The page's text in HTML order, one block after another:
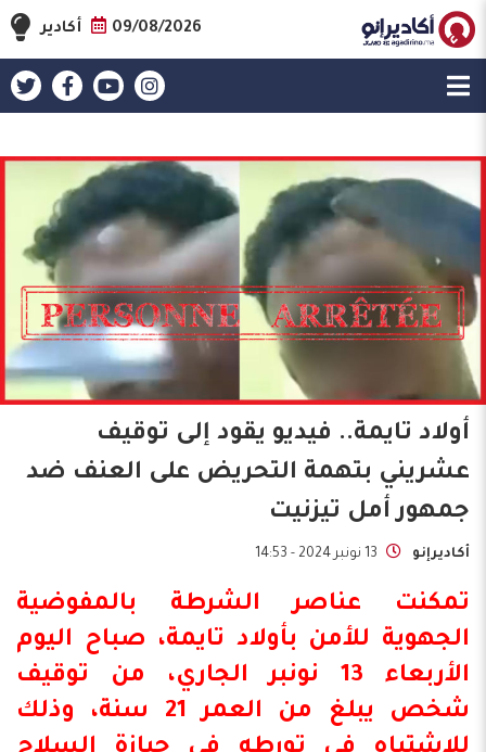
09/08/2026 أكادير
أولاد تايمة.. فيديو يقود إلى توقيف
عشريني بتهمة التحريض على العنف ضد
جمهور أمل تيزنيت
أكاديرإنو 13 نونبر 2024 - 14:53
تمكنت عناصر الشرطة بالمفوضية
الجهوية للأمن بأولاد تايمة، صباح اليوم
الأربعاء 13 نونبر الجاري، من توقيف
شخص يبلغ من العمر 21 سنة، وذلك